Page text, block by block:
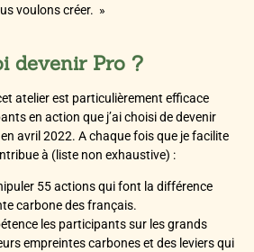
voulons créer. »
devenir Pro ?
atelier est particulièrement efficace
en action que j’ai choisi de devenir
avril 2022. A chaque fois que je facilite
à (liste non exhaustive) :
55 actions qui font la différence
carbone des français.
les participants sur les grands
empreintes carbones et des leviers qui